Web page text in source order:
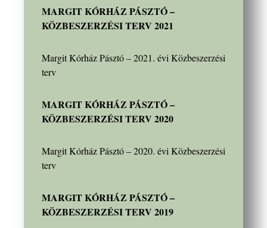
MARGIT KÓRHÁZ PÁSZTÓ –
KÖZBESZERZÉSI TERV 2021
Margit Kórház Pásztó – 2021. évi Közbeszerzési
terv
MARGIT KÓRHÁZ PÁSZTÓ –
KÖZBESZERZÉSI TERV 2020
Margit Kórház Pásztó – 2020. évi Közbeszerzési
terv
MARGIT KÓRHÁZ PÁSZTÓ –
KÖZBESZERZÉSI TERV 2019